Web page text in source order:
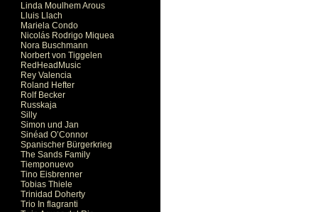
Linda Moulhem Arous
Lluis Llach
Mariela Condo
Nicolás Rodrigo Miquea
Nora Buschmann
Norbert von Tiggelen
RedHeadMusic
Rey Valencia
Roland Hefter
Rolf Becker
Russkaja
Silly
Simon und Jan
Sinéad O’Connor
Spanischer Bürgerkrieg
The Sands Family
Tiemponuevo
Tino Eisbrenner
Tobias Thiele
Trinidad Doherty
Trio In flagranti